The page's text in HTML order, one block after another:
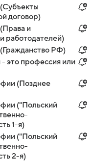
договор)
и
работодателей)
РФ)
это профессия или
(Позднее
("Польский
1-я)
("Польский
2-я)